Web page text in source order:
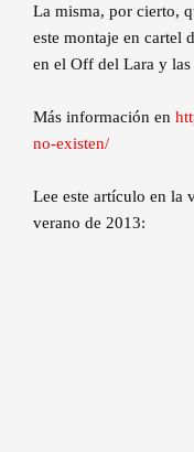
La misma, por cierto,
este montaje en cartel
en el Off del Lara y
Más información en
no-existen/
Lee este artículo en la
verano de 2013: